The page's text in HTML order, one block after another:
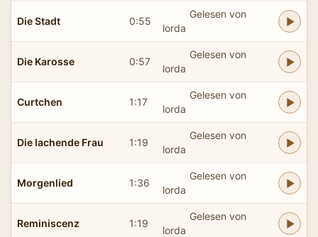
Die Stadt 0:55
Gelesen von
lorda
Die Karosse 0:57
Gelesen von
lorda
Curtchen 1:17
Gelesen von
lorda
Die lachende Frau 1:19
Gelesen von
lorda
Morgenlied 1:36
Gelesen von
lorda
Reminiscenz 1:19
Gelesen von
lorda